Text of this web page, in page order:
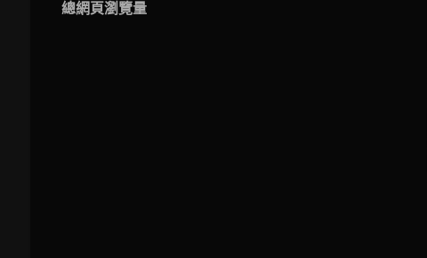
總網頁瀏覽量